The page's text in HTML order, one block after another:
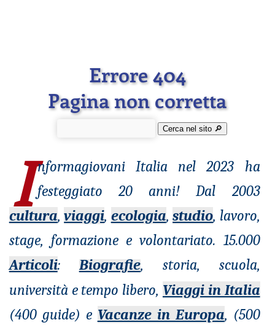
Errore 404
Pagina non corretta
Cerca nel sito 🔎︎
I nformagiovaniItalia nel 2023 ha
festeggiato 20 anni! Dal 2003
cultura,viaggi, ecologia,studio, lavoro,
stage, formazione e volontariato. 15.000
Articoli: Biografie, storia, scuola,
università e tempo libero, Viaggi in Italia
(400 guide) e Vacanze in Europa, (500